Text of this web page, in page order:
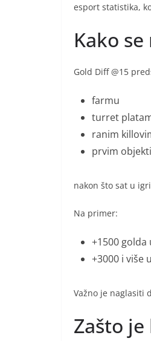
esport statistika,
Kako
Gold Diff @15
farmu
turret
ranim
prvim
nakon što sat u
Na primer:
+1500
+3000 i više
Važno je naglasiti
Zašto